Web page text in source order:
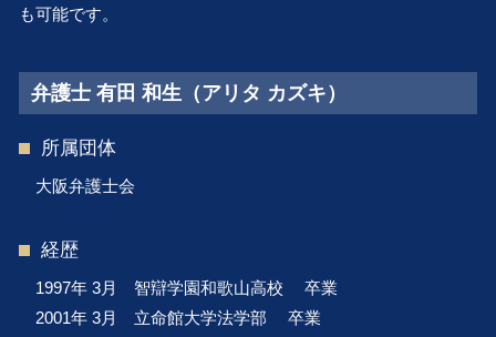
不動産トラブル 吹田市 弁護士 相談
も可能です。
弁護士 有田 和生（アリタ カズキ）
所属団体
大阪弁護士会
経歴
1997年 3月 智辯学園和歌山高校 卒業
2001年 3月 立命館大学法学部 卒業